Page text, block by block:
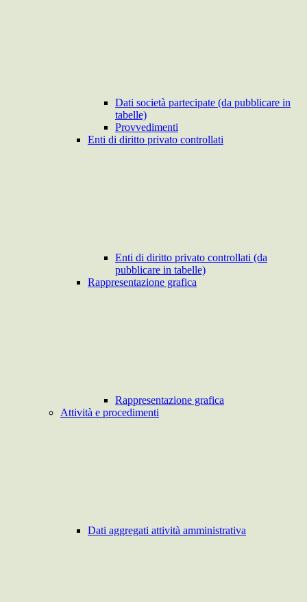
Dati società partecipate (da pubblicare in
tabelle)
Provvedimenti
Enti di diritto privato controllati
Enti di diritto privato controllati (da
pubblicare in tabelle)
Rappresentazione grafica
Rappresentazione grafica
Attività e procedimenti
Dati aggregati attività amministrativa